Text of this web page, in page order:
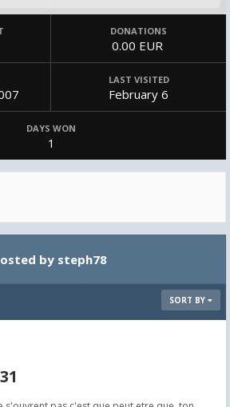
DONATIONS
0.00 EUR
LAST VISITED
February 6
DAYS WON
1
by steph78
SORT BY